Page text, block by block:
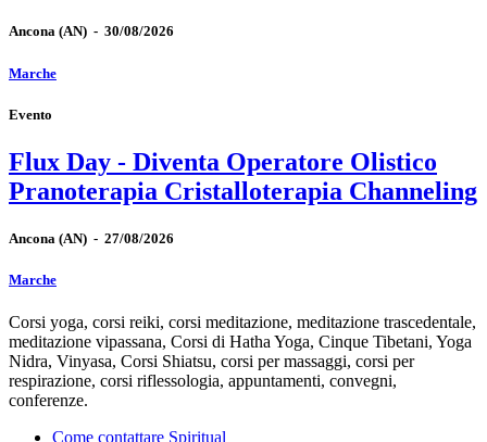
Ancona (AN) - 30/08/2026
Marche
Evento
Flux Day - Diventa Operatore Olistico
Pranoterapia Cristalloterapia Channeling
Ancona (AN) - 27/08/2026
Marche
Corsi yoga, corsi reiki, corsi meditazione, meditazione trascedentale,
meditazione vipassana, Corsi di Hatha Yoga, Cinque Tibetani, Yoga
Nidra, Vinyasa, Corsi Shiatsu, corsi per massaggi, corsi per
respirazione, corsi riflessologia, appuntamenti, convegni,
conferenze.
Come contattare Spiritual